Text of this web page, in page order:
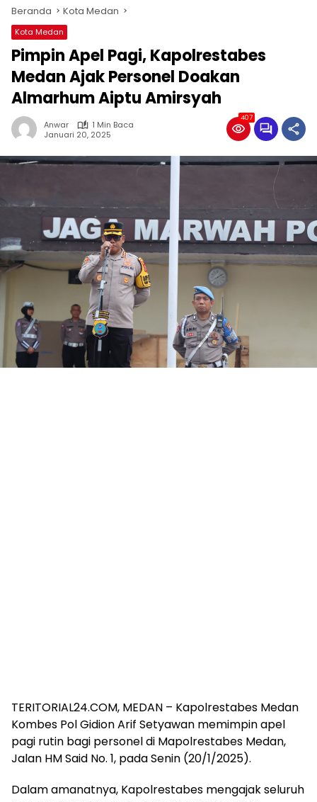
Beranda Kota Medan
Kota Medan
Pimpin Apel Pagi, Kapolrestabes
Medan Ajak Personel Doakan
Almarhum Aiptu Amirsyah
Anwar
1 Min Baca
Januari 20, 2025
407
TERITORIAL24.COM, MEDAN – Kapolrestabes Medan
Kombes Pol Gidion Arif Setyawan memimpin apel
pagi rutin bagi personel di Mapolrestabes Medan,
Jalan HM Said No. 1, pada Senin (20/1/2025).
Dalam amanatnya, Kapolrestabes mengajak seluruh